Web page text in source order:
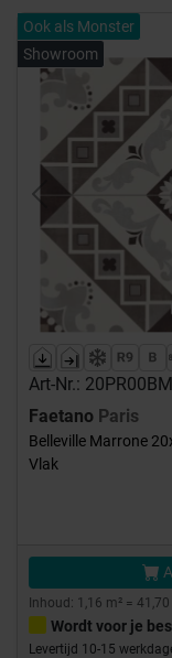
Ook als Monster
Showroom
Previous
Art-Nr.:
Faetano Paris
Belleville Marrone
Vlak
Inhoud: 1,16 m² =
Wordt voor je
Levertijd 10-15